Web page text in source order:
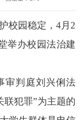
校园稳定， 4月2
举办校园法治建
审判庭刘兴俐法
联犯罪”为主题的